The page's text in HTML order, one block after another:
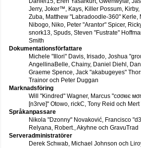
Jerry, Joker™, Kays, Killer Possum,
Zuba, Matthew "Labradoodle-360" Kerle,
Nibogo, Niko, Peter "Arantor" Spicer,
snork13, Spuds, Steven "Fustrate"
Smith
Dokumentationsförfattare
Michele "Illori" Davis, Irisado, Joshua
AngellinaBelle, Chainy, Daniel Diehl,
Graeme Spence, Jack "akabugeyes"
Trainor och Peter Duggan
Marknadsföring
Will "Kindred" Wagner, Marcus "cσσкιє
[n3rve]" Otowo, rickC, Tony Reid och Mert
Språkanpassare
Nikola "Dzonny" Novaković, Francisco
Relyana, Robert., Akyhne och GravuTrad
Serveradministratörer
Derek Schwab, Michael Johnson och